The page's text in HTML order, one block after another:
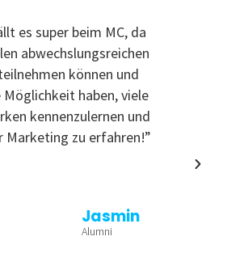
es super beim MC, da
abwechslungsreichen
können und
haben, viele
kennenzulernen und
Marketing zu erfahren!”
Jasmin
Alumni